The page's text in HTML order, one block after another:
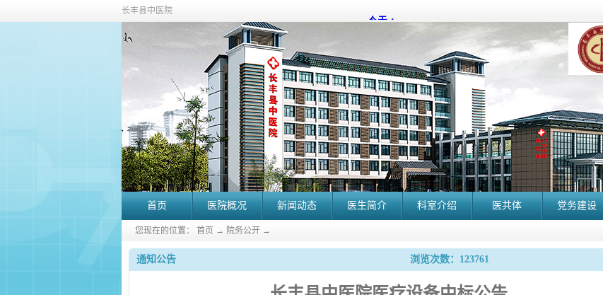
长丰县中医院
首页 医院概况 新闻动态 医生简介 科室介绍 医共体 党务建设
您现在的位置： 首页 → 院务公开 →
通知公告 浏览次数：123761